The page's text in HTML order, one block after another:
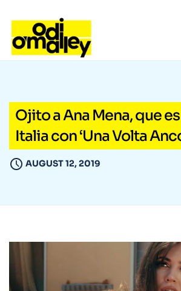
Ojito a Ana Mena, que
Italia con ‘Una Volta
AUGUST 12, 2019